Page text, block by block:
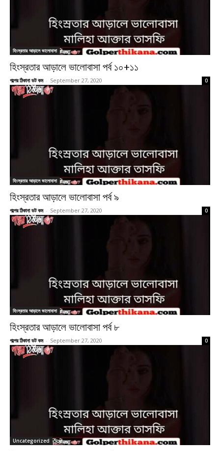
হিংস্রতার আড়ালে ভালোবাসা
হিংস্রতার আড়ালে ভালোবাসা পর্ব ১০+১১
গল্পের ঠিকানা ডট কম - September 27, 2020 0
হিংস্রতার আড়ালে ভালোবাসা
হিংস্রতার আড়ালে ভালোবাসা পর্ব ৯
গল্পের ঠিকানা ডট কম - September 27, 2020 0
হিংস্রতার আড়ালে ভালোবাসা
হিংস্রতার আড়ালে ভালোবাসা পর্ব ৮
গল্পের ঠিকানা ডট কম - September 27, 2020 0
Uncategorized